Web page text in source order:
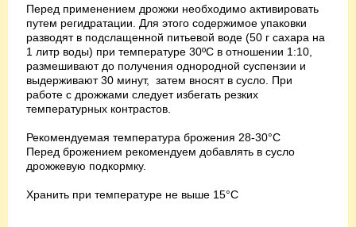
Перед применением дрожжи необходимо активировать
путем регидратации. Для этого содержимое упаковки
разводят в подслащенной питьевой воде (50 г сахара на
1 литр воды) при температуре 30ºС в отношении 1:10,
размешивают до получения однородной суспензии и
выдерживают 30 минут, затем вносят в сусло. При
работе с дрожжами следует избегать резких
температурных контрастов.
Рекомендуемая температура брожения 28-30°С
Перед брожением рекомендуем добавлять в сусло
дрожжевую подкормку.
Хранить при температуре не выше 15°С